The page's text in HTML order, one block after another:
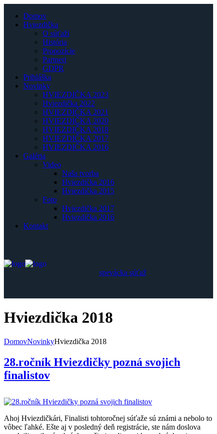
Domov
Hviezdička
O súťaži
História
Propozície
Partneri
GDPR
Prihláška
Novinky
HVIEZDIČKA 2023
Hviezdička 2022
HVIEZDIČKA 2021
HVIEZDIČKA 2020
HVIEZDIČKA 2018
HVIEZDIČKA 2017
HVIEZDIČKA 2016
Galéria
Video
Naša tvorba
Hviezdička 2016
Hviezdička 2015
Foto
Hviezdička 2017
Hviezdička 2016
Kontakt
spevácka súťaž
Hviezdička 2018
DomovNovinkyHviezdička 2018
28.ročník Hviezdičky pozná svojich
finalistov
Ahoj Hviezdičkári, Finalisti tohtoročnej súťaže sú známi a nebolo to
vôbec ľahké. Ešte aj v posledný deň registrácie, ste nám doslova